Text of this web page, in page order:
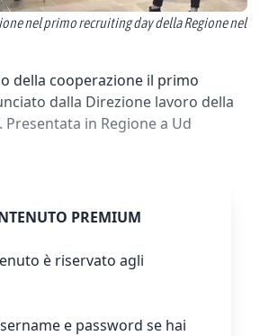
nel primo recruiting day della Regione nel
della cooperazione il primo
dalla Direzione lavoro della
Presentata in Regione a Ud
PREMIUM
è riservato agli
e password se hai